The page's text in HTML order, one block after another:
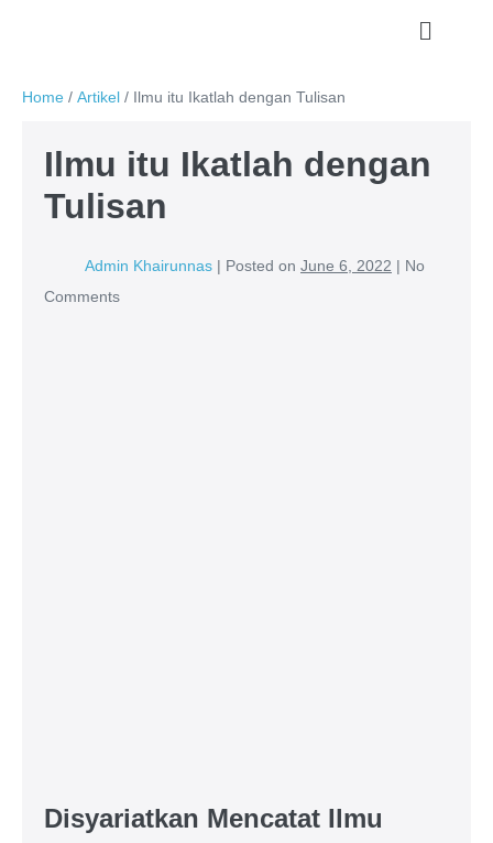
Home / Artikel / Ilmu itu Ikatlah dengan Tulisan
Ilmu itu Ikatlah dengan
Tulisan
Admin Khairunnas | Posted on June 6, 2022 | No
Comments
Disyariatkan Mencatat Ilmu